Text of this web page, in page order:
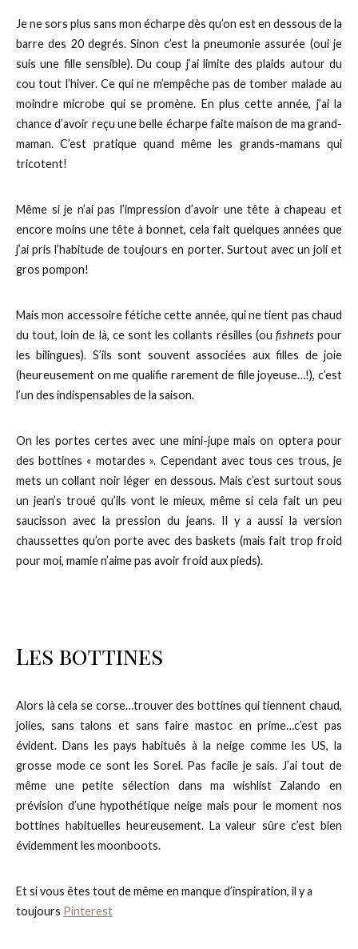
Je ne sors plus sans mon écharpe dès qu’on est en dessous de la
barre des 20 degrés. Sinon c’est la pneumonie assurée (oui je
suis une fille sensible). Du coup j’ai limite des plaids autour du
cou tout l’hiver. Ce qui ne m’empêche pas de tomber malade au
moindre microbe qui se promène. En plus cette année, j’ai la
chance d’avoir reçu une belle écharpe faite maison de ma grand-
maman. C’est pratique quand même les grands-mamans qui
tricotent!
Même si je n’ai pas l’impression d’avoir une tête à chapeau et
encore moins une tête à bonnet, cela fait quelques années que
j’ai pris l’habitude de toujours en porter. Surtout avec un joli et
gros pompon!
Mais mon accessoire fétiche cette année, qui ne tient pas chaud
du tout, loin de là, ce sont les collants résilles (ou fishnetspour
les bilingues). S’ils sont souvent associées aux filles de joie
(heureusement on me qualifie rarement de fille joyeuse…!), c’est
l’un des indispensables de la saison.
On les portes certes avec une mini-jupe mais on optera pour
des bottines « motardes ». Cependant avec tous ces trous, je
mets un collant noir léger en dessous. Mais c’est surtout sous
un jean’s troué qu’ils vont le mieux, même si cela fait un peu
saucisson avec la pression du jeans. Il y a aussi la version
chaussettes qu’on porte avec des baskets (mais fait trop froid
pour moi, mamie n’aime pas avoir froid aux pieds).
Les bottines
Alors là cela se corse…trouver des bottines qui tiennent chaud,
jolies, sans talons et sans faire mastoc en prime…c’est pas
évident. Dans les pays habitués à la neige comme les US, la
grosse mode ce sont les Sorel. Pas facile je sais. J’ai tout de
même une petite sélection dans ma wishlist Zalando en
prévision d’une hypothétique neige mais pour le moment nos
bottines habituelles heureusement. La valeur sûre c’est bien
évidemment les moonboots.
Et si vous êtes tout de même en manque d’inspiration, il y a
toujours Pinterest